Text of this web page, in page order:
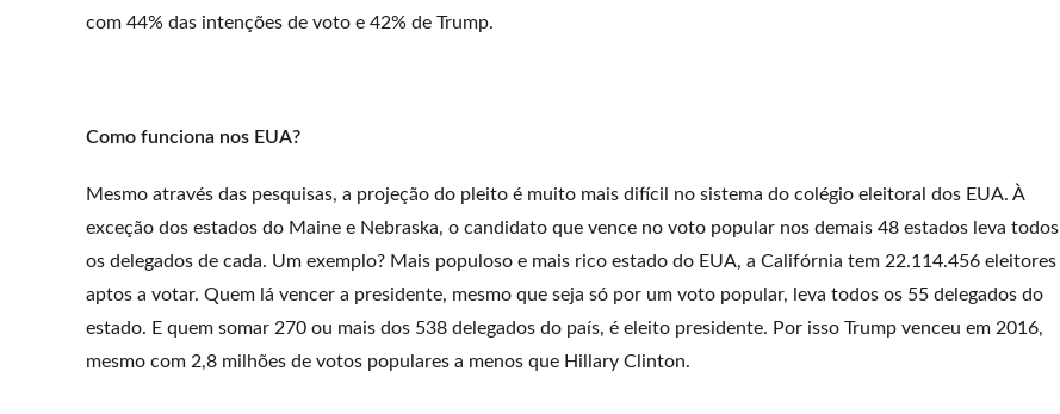
com 44% das intenções de voto e 42% de Trump.
Como funciona nos EUA?
Mesmo através das pesquisas, a projeção do pleito é muito mais difícil no sistema do colégio eleitoral dos EUA. À
exceção dos estados do Maine e Nebraska, o candidato que vence no voto popular nos demais 48 estados leva todos
os delegados de cada. Um exemplo? Mais populoso e mais rico estado do EUA, a Califórnia tem 22.114.456 eleitores
aptos a votar. Quem lá vencer a presidente, mesmo que seja só por um voto popular, leva todos os 55 delegados do
estado. E quem somar 270 ou mais dos 538 delegados do país, é eleito presidente. Por isso Trump venceu em 2016,
mesmo com 2,8 milhões de votos populares a menos que Hillary Clinton.